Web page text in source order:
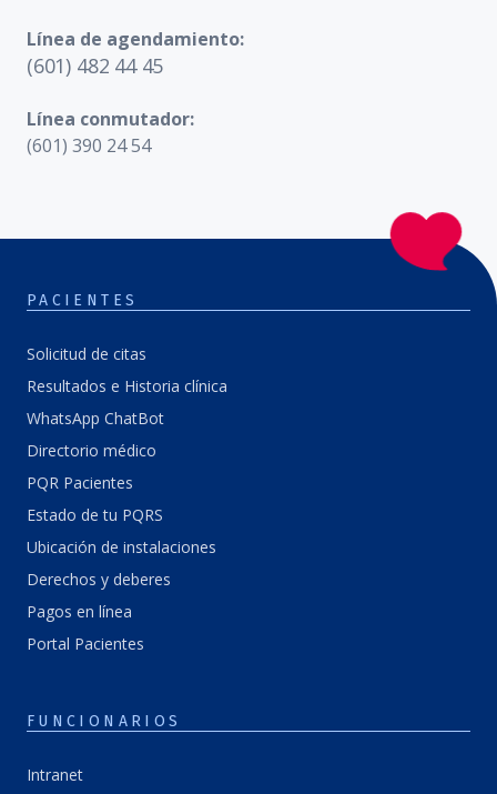
Línea de agendamiento:
(601) 482 44 45
Línea conmutador:
(601) 390 24 54
PACIENTES
Solicitud de citas
Resultados e Historia clínica
WhatsApp ChatBot
Directorio médico
PQR Pacientes
Estado de tu PQRS
Ubicación de instalaciones
Derechos y deberes
Pagos en línea
Portal Pacientes
FUNCIONARIOS
Intranet